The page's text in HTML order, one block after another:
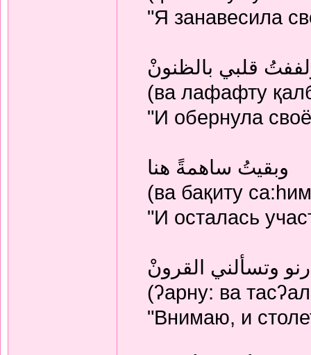
"Я занавесила
قلبي بالظنونْ
(ва лафафту
"И обернула
وبقيتُ ساهمةً هنا
(ва бақиту
"И осталась
وتسألني القرونْ
(ʔарну: ва
"Внимаю, и